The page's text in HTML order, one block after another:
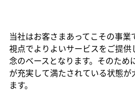
当社はお客さまあってこその事
視点でよりよいサービスをご提
念のベースとなります。そのため
が充実して満たされている状態が
ます。